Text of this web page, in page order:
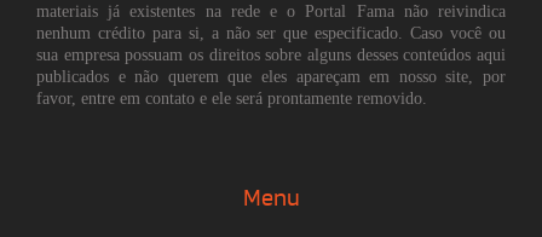
materiais já existentes na rede e o Portal Fama não reivindica
nenhum crédito para si, a não ser que especificado. Caso você ou
sua empresa possuam os direitos sobre alguns desses conteúdos aqui
publicados e não querem que eles apareçam em nosso site, por
favor, entre em contato e ele será prontamente removido.
Menu